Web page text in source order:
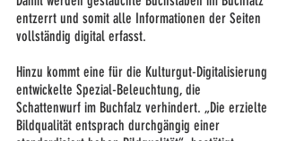
entzerrt und somit alle Informationen der Seiten
vollständig digital erfasst.
Hinzu kommt eine für die Kulturgut-Digitalisierung
entwickelte Spezial-Beleuchtung, die
Schattenwurf im Buchfalz verhindert. „Die erzielte
Bildqualität entsprach durchgängig einer